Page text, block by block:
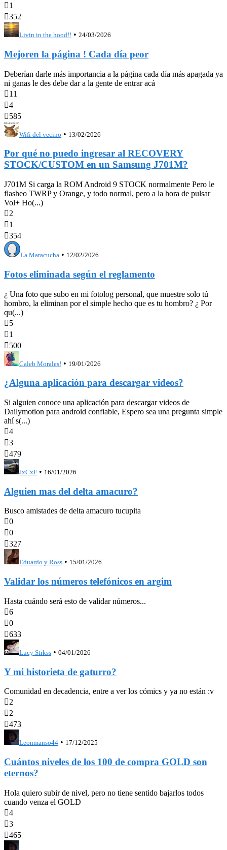
1
352
Livin in the hood!! • 24/03/2026
Mejoren la página ! Cada día peor
Deberían darle más importancia a la página cada día más apagada ya
ni ganas le des debe dar a la gente de entrar acá
11
4
585
Wifi del vecino • 13/02/2026
Por qué no puedo ingresar al RECOVERY
STOCK/CUSTOM en un Samsung J701M?
J701M Si carga la ROM Android 9 STOCK normalmente Pero le
flasheo TWRP y Orange, y todo normal, pero a la hora de pulsar
Vol+ Ho(...)
2
1
354
La Maracucha • 12/02/2026
Fotos eliminada según el reglamento
¿ Una foto que subo en mi fotolog personal, que muestre solo tú
hombro, la eliminan por el simple hecho que es tu hombro? ¿ Por
qu(...)
5
1
500
Caleb Morales! • 19/01/2026
¿Alguna aplicación para descargar videos?
Si alguien conoce una aplicación para descargar videos de
Dailymotion para android confiable, Espero sea una pregunta simple
ahí s(...)
4
3
479
JxCxF • 16/01/2026
Alguien mas del delta amacuro?
Busco amistades de delta amacuro tucupita
0
0
327
Eduardo y Ross • 15/01/2026
Validar los números telefónicos en argim
Hasta cuándo será esto de validar números...
6
0
633
Lucy Strkss • 04/01/2026
Y mi historieta de gaturro?
Comunidad en decadencia, entre a ver los cómics y ya no están :v
2
2
473
Leonmanso44 • 17/12/2025
Cuántos niveles de los 100 de compra GOLD son
eternos?
Hola quiero subir de nivel, pero no tiene sentido bajarlos todos
cuando venza el GOLD
4
3
465